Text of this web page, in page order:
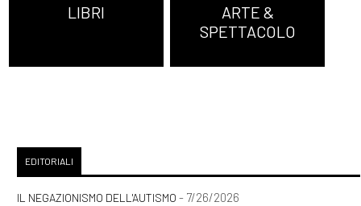
LIBRI
ARTE &
SPETTACOLO
EDITORIALI
IL NEGAZIONISMO DELL'AUTISMO - 7/26/2026